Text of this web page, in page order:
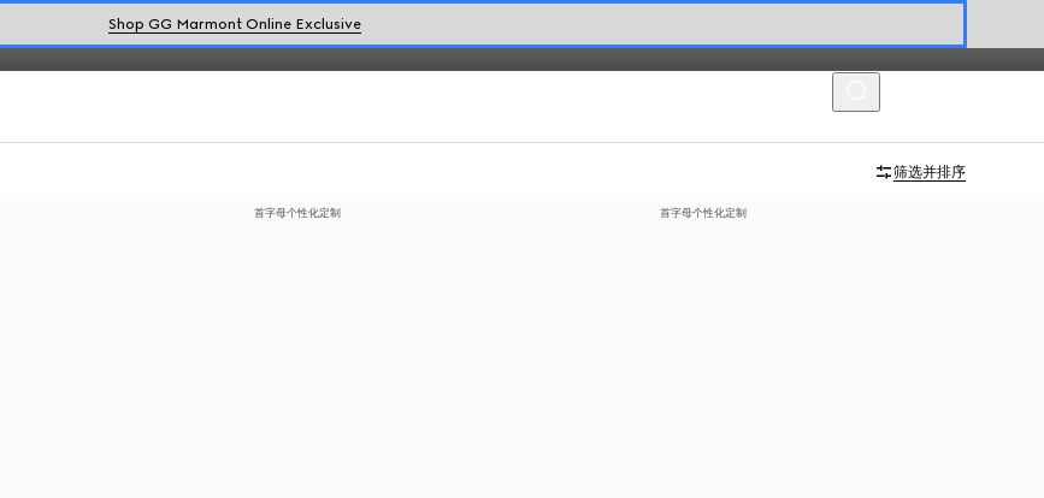
Shop GG Marmont Online Exclusive
筛选并排序
首字母个性化定制 首字母个性化定制